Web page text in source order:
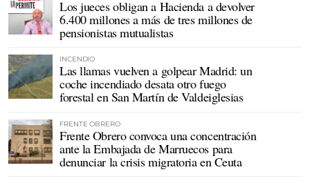
Los jueces obligan a Hacienda a devolver
6.400 millones a más de tres millones de
pensionistas mutualistas
INCENDIO
Las llamas vuelven a golpear Madrid: un
coche incendiado desata otro fuego
forestal en San Martín de Valdeiglesias
FRENTE OBRERO
Frente Obrero convoca una concentración
ante la Embajada de Marruecos para
denunciar la crisis migratoria en Ceuta